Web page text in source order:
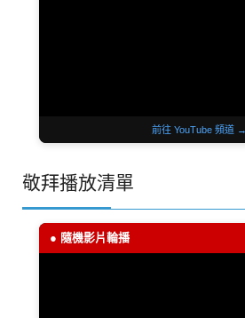
前往 YouTube 頻道 →
敬拜播放清單
● 隨機影片輪播